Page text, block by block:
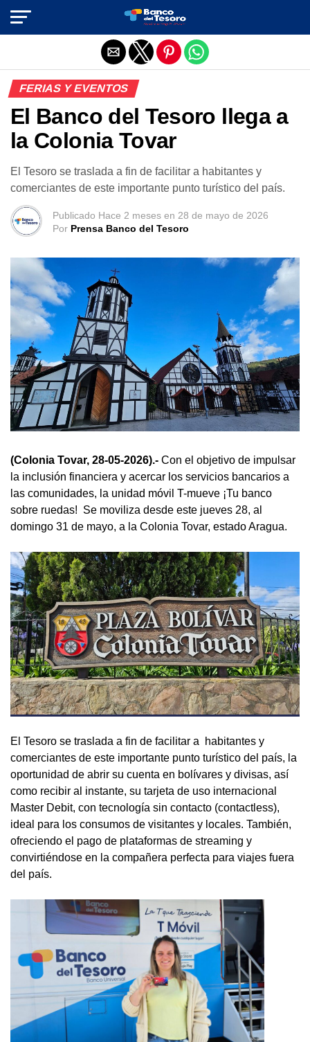
FERIAS Y EVENTOS
El Banco del Tesoro llega a
la Colonia Tovar
El Tesoro se traslada a fin de facilitar a habitantes y
comerciantes de este importante punto turístico del país.
Publicado Hace 2 meses en 28 de mayo de 2026
Por Prensa Banco del Tesoro
(Colonia Tovar, 28-05-2026).- Con el objetivo de impulsar
la inclusión financiera y acercar los servicios bancarios a
las comunidades, la unidad móvil T-mueve ¡Tu banco
sobre ruedas! Se moviliza desde este jueves 28, al
domingo 31 de mayo, a la Colonia Tovar, estado Aragua.
El Tesoro se traslada a fin de facilitar a habitantes y
comerciantes de este importante punto turístico del país, la
oportunidad de abrir su cuenta en bolívares y divisas, así
como recibir al instante, su tarjeta de uso internacional
Master Debit, con tecnología sin contacto (contactless),
ideal para los consumos de visitantes y locales. También,
ofreciendo el pago de plataformas de streaming y
convirtiéndose en la compañera perfecta para viajes fuera
del país.
Salir de la versión móvil